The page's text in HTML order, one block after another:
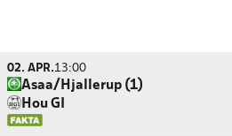
02. APR.13:00
Asaa/Hjallerup (1)
Hou GI